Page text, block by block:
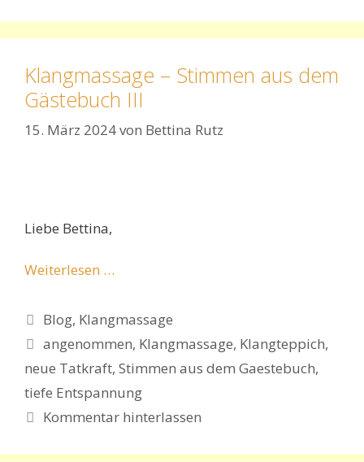
Klangmassage – Stimmen aus dem
Gästebuch III
15. März 2024von Bettina Rutz
Liebe Bettina,
Weiterlesen …
Kategorien
Blog, Klangmassage
Schlagwörter
angenommen, Klangmassage, Klangteppich,
neue Tatkraft, Stimmen aus dem Gaestebuch,
tiefe Entspannung
Kommentar hinterlassen